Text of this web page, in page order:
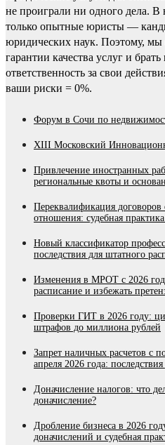
не проиграли ни одного дела.
только опытные юристы —
юридических наук. Поэтому, мы
гарантии качества услуг и
ответственность за свои
ваши риски = 0%.
Форум в Сочи по
XIII Московский
Привлечение иностранных
региональные квоты и
Переквалификация
отношения: судебная
Новый классификатор
последствия для штатного
Изменения в МРОТ с 2026
расписание и избежать
Проверки ГИТ в 2026 году:
штрафов до миллиона рублей
Запрет наличных расчетов с
апреля 2026 года:
Доначисление налогов: что
доначисление?
Дробление бизнеса в 2026
доначислений и судебная